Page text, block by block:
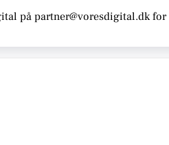
på partner@voresdigital.dk